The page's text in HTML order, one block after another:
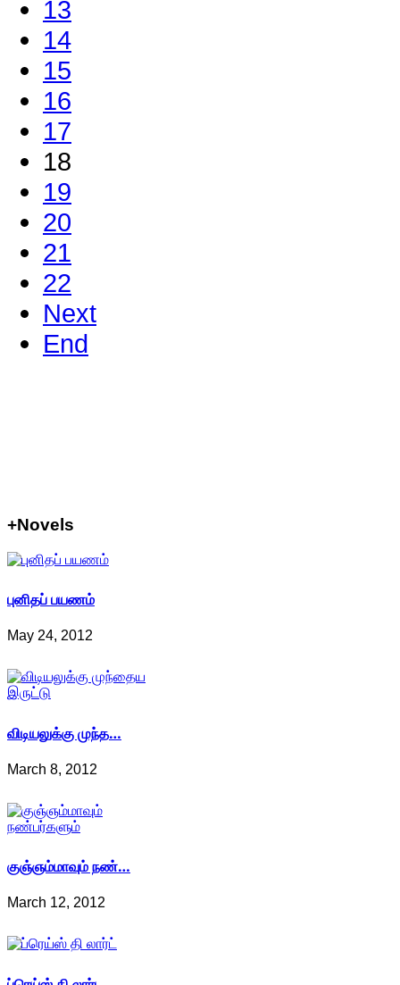
13
14
15
16
17
18
19
20
21
22
Next
End
+Novels
புனிதப் பயணம்
May 24, 2012
விடியலுக்கு முந்த…
March 8, 2012
குஞ்ஞம்மாவும் நண்…
March 12, 2012